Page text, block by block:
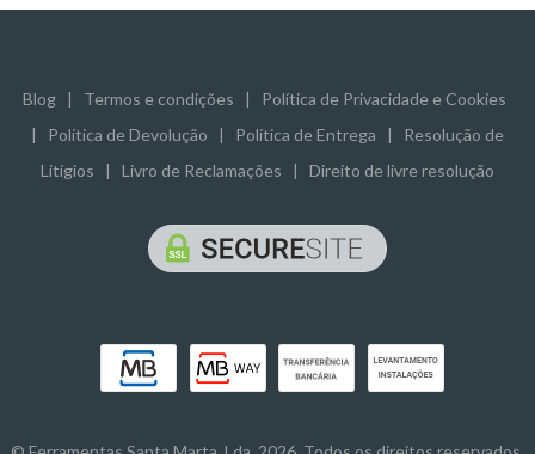
Blog| Termos e condições | Política de Privacidade e Cookies
| Política de Devolução | Política de Entrega | Resolução de
Litígios | Livro de Reclamações | Direito de livre resolução